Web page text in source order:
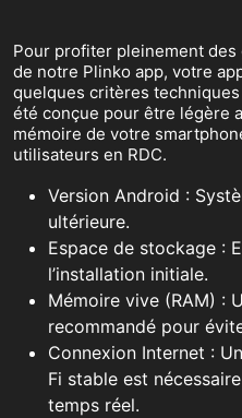
Pour profiter pleinement
de notre Plinko app, votre
quelques critères techniques
été conçue pour être légère
mémoire de votre
utilisateurs en RDC.
Version Android :
ultérieure.
Espace de stockage :
l’installation initiale.
Mémoire vive (RAM) :
recommandé pour
Connexion Internet :
Fi stable est
temps réel.